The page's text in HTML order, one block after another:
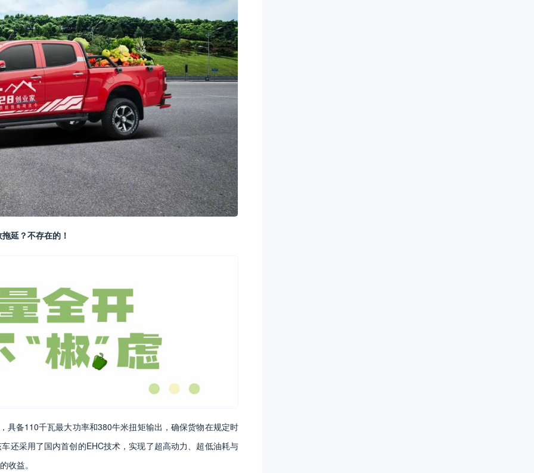
延？不存在的！
具备110千瓦最大功率和380牛米扭矩输出，确保货物在规定时
还采用了国内首创的EHC技术，实现了超高动力、超低油耗与
收益。